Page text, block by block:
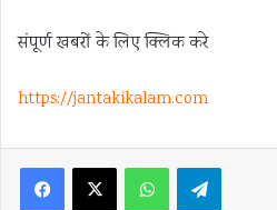
संपूर्ण खबरों के लिए क्लिक करे
https://jantakikalam.com
FacebookX WhatsAppTelegram